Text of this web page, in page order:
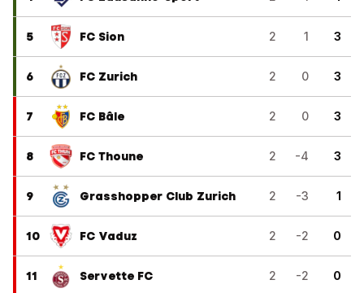
5 FC Sion 2 1 3
6 FC Zurich 2 0 3
7 FC Bâle 2 0 3
8 FC Thoune 2 -4 3
9 Grasshopper Club Zurich 2 -3 1
10 FC Vaduz 2 -2 0
11 Servette FC 2 -2 0